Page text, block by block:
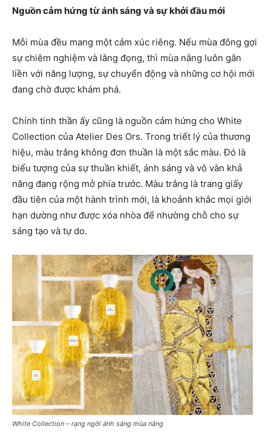
Nguồn cảm hứng từ ánh sáng và sự khởi đầu mới
Mỗi mùa đều mang một cảm xúc riêng. Nếu mùa đông gợi
sự chiêm nghiệm và lắng đọng, thì mùa nắng luôn gắn
liền với năng lượng, sự chuyển động và những cơ hội mới
đang chờ được khám phá.
Chính tinh thần ấy cũng là nguồn cảm hứng cho White
Collection của Atelier Des Ors. Trong triết lý của thương
hiệu, màu trắng không đơn thuần là một sắc màu. Đó là
biểu tượng của sự thuần khiết, ánh sáng và vô vàn khả
năng đang rộng mở phía trước. Màu trắng là trang giấy
đầu tiên của một hành trình mới, là khoảnh khắc mọi giới
hạn dường như được xóa nhòa để nhường chỗ cho sự
sáng tạo và tự do.
White Collection – rạng ngời ánh sáng mùa nắng